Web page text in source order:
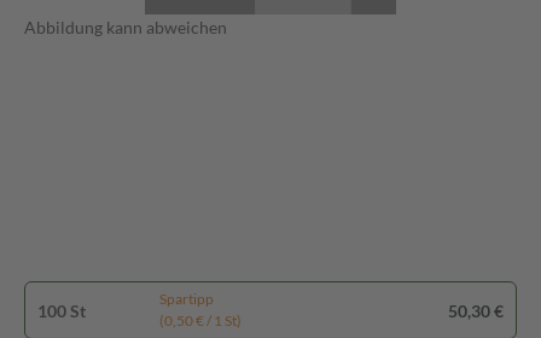
Abbildung kann abweichen
100 St
Spartipp
(0,50 € / 1 St)
50,30 €